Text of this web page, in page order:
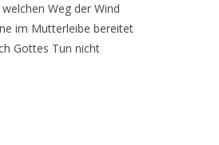
Weg der Wind
im Mutterleibe bereitet
Gottes Tun nicht